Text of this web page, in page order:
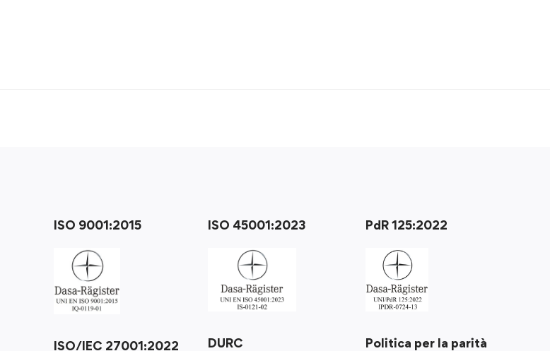
ISO 9001:2015
ISO/IEC 27001:2022
ISO 45001:2023
DURC
PdR 125:2022
Politica per la parità